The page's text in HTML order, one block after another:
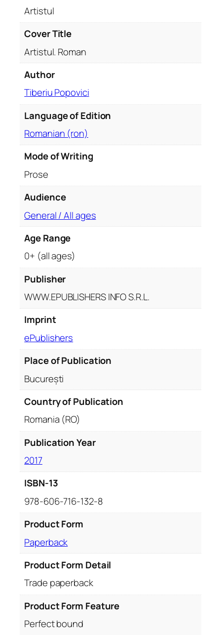
l
Artistul
Cover Title
Artistul. Roman
Author
Tiberiu Popovici
Language of Edition
Romanian (ron)
Mode of Writing
Prose
Audience
General / All ages
Age Range
0+ (all ages)
Publisher
WWW.EPUBLISHERS INFO S.R.L.
Imprint
ePublishers
Place of Publication
București
Country of Publication
Romania (RO)
Publication Year
2017
ISBN-13
978-606-716-132-8
Product Form
Paperback
Product Form Detail
Trade paperback
Product Form Feature
Perfect bound